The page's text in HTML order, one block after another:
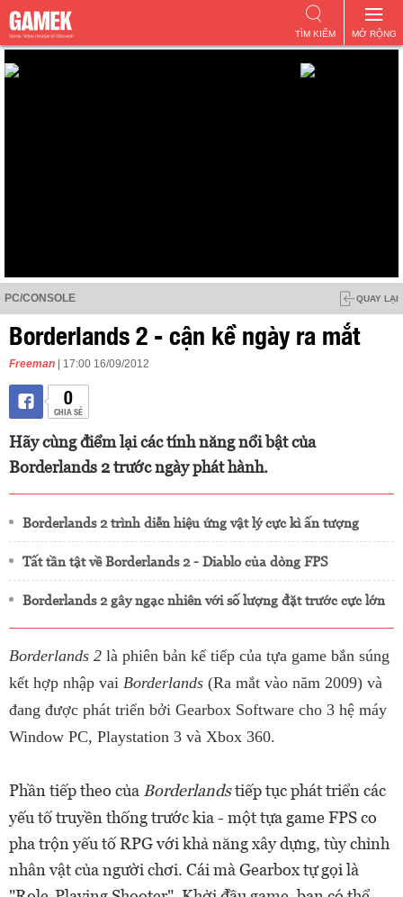
MỞ RỘNG
TÌM KIẾM
PC/CONSOLE QUAY LẠI
Borderlands 2 - cận kề ngày ra mắt
Freeman | 17:00 16/09/2012
0
CHIA SẺ
Hãy cùng điểm lại các tính năng nổi bật của
Borderlands 2 trước ngày phát hành.
Borderlands 2 trình diễn hiệu ứng vật lý cực kì ấn tượng
Tất tần tật về Borderlands 2 - Diablo của dòng FPS
Borderlands 2 gây ngạc nhiên với số lượng đặt trước cực lớn
Borderlands 2 là phiên bản kế tiếp của tựa game bắn súng
kết hợp nhập vai Borderlands (Ra mắt vào năm 2009) và
đang được phát triển bởi Gearbox Software cho 3 hệ máy
Window PC, Playstation 3 và Xbox 360.
Phần tiếp theo của Borderlandstiếp tục phát triển các
yếu tố truyền thống trước kia - một tựa game FPS co
pha trộn yếu tố RPG với khả năng xây dựng, tùy chỉnh
nhân vật của người chơi. Cái mà Gearbox tự gọi là